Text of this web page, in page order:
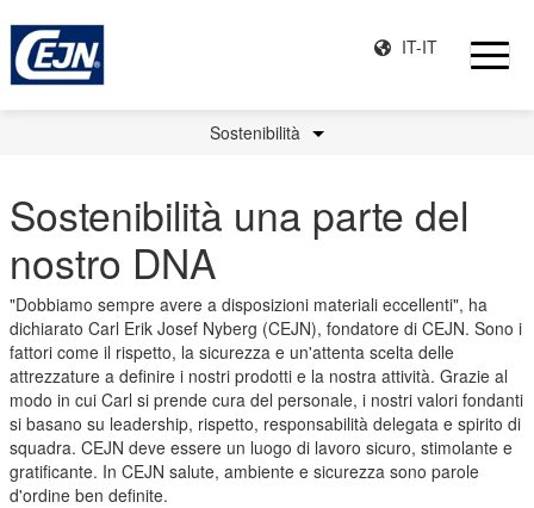
IT-IT
Sostenibilità
Sostenibilità una parte del
nostro DNA
"Dobbiamo sempre avere a disposizioni materiali eccellenti", ha
dichiarato Carl Erik Josef Nyberg (CEJN), fondatore di CEJN. Sono i
fattori come il rispetto, la sicurezza e un'attenta scelta delle
attrezzature a definire i nostri prodotti e la nostra attività. Grazie al
modo in cui Carl si prende cura del personale, i nostri valori fondanti
si basano su leadership, rispetto, responsabilità delegata e spirito di
squadra. CEJN deve essere un luogo di lavoro sicuro, stimolante e
gratificante. In CEJN salute, ambiente e sicurezza sono parole
d'ordine ben definite.